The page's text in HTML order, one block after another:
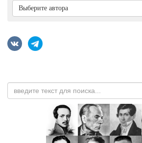
Выберите автора